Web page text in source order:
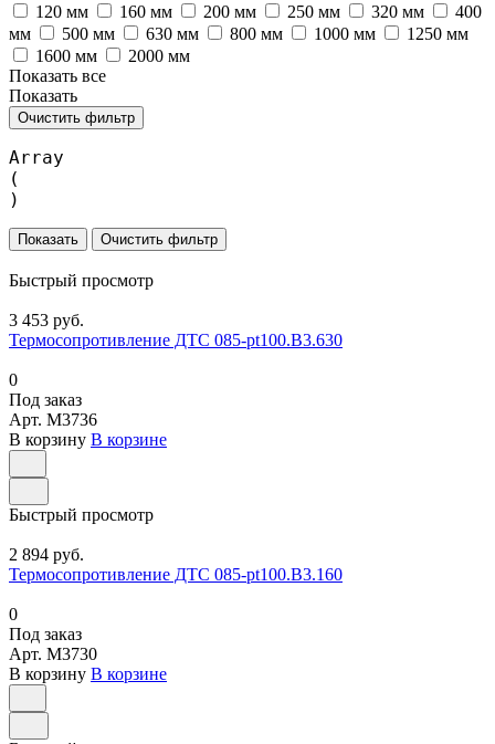
120 мм
160 мм 200 мм 250 мм 320 мм
400
мм
500 мм 630 мм 800 мм 1000 мм
1250 мм
1600 мм
2000 мм
Показать все
Показать
Очистить фильтр
Array
(
Очистить фильтр
Быстрый просмотр
3 453 руб.
Термосопротивление ДТС 085-pt100.В3.630
0
Под заказ
Арт. M3736
В корзину В корзине
Быстрый просмотр
2 894 руб.
Термосопротивление ДТС 085-pt100.В3.160
0
Под заказ
Арт. M3730
В корзину В корзине